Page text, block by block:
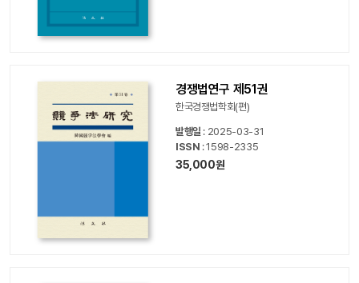
경쟁법연구 제51권
한국경쟁법학회(편)
발행일 : 2025-03-31
ISSN : 1598-2335
35,000원